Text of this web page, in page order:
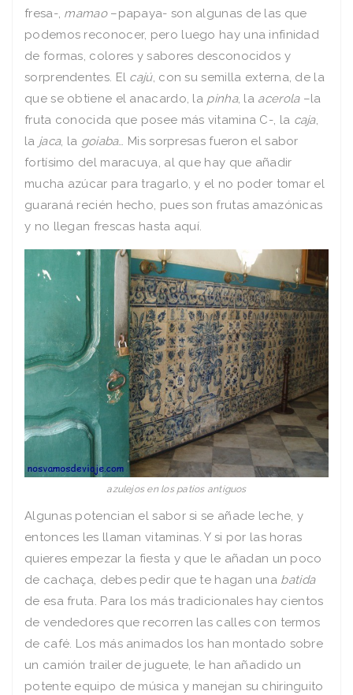
fresa-, mamao–papaya- son algunas de las que
podemos reconocer, pero luego hay una infinidad
de formas, colores y sabores desconocidos y
sorprendentes. El cajú, con su semilla externa, de la
que se obtiene el anacardo, la pinha, la acerola–la
fruta conocida que posee más vitamina C-, la caja,
la jaca, la goiaba… Mis sorpresas fueron el sabor
fortísimo del maracuya, al que hay que añadir
mucha azúcar para tragarlo, y el no poder tomar el
guaraná recién hecho, pues son frutas amazónicas
y no llegan frescas hasta aquí.
azulejos en los patios antiguos
Algunas potencian el sabor si se añade leche, y
entonces les llaman vitaminas. Y si por las horas
quieres empezar la fiesta y que le añadan un poco
de cachaça, debes pedir que te hagan una batida
de esa fruta. Para los más tradicionales hay cientos
de vendedores que recorren las calles con termos
de café. Los más animados los han montado sobre
un camión trailer de juguete, le han añadido un
potente equipo de música y manejan su chiringuito